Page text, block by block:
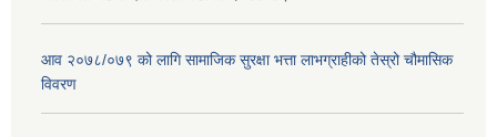
आव २०७८/०७९ को लागि सामाजिक सुरक्षा भत्ता लाभग्राहीको तेस्रो चौमासिक
विवरण